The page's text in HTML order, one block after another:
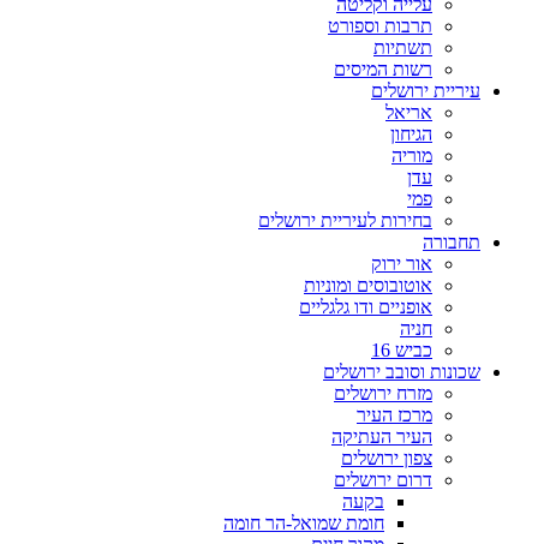
עלייה וקליטה
תרבות וספורט
תשתיות
רשות המיסים
עיריית ירושלים
אריאל
הגיחון
מוריה
עדן
פמי
בחירות לעיריית ירושלים
תחבורה
אור ירוק
אוטובוסים ומוניות
אופניים ודו גלגליים
חניה
כביש 16
שכונות וסובב ירושלים
מזרח ירושלים
מרכז העיר
העיר העתיקה
צפון ירושלים
דרום ירושלים
בקעה
חומת שמואל-הר חומה